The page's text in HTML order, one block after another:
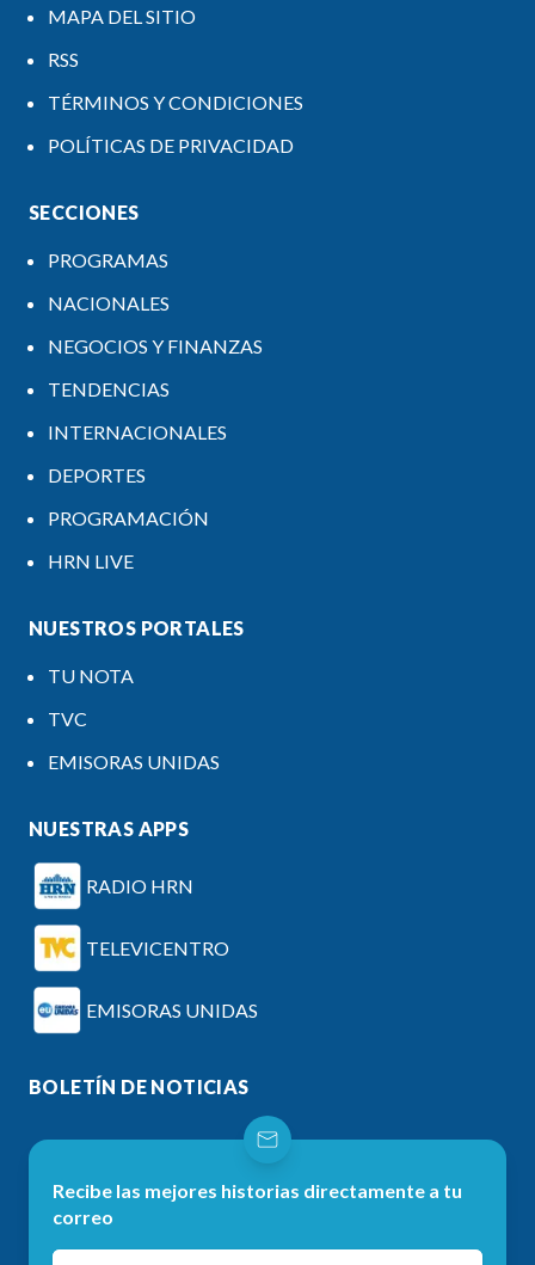
MAPA DEL SITIO
RSS
TÉRMINOS Y CONDICIONES
POLÍTICAS DE PRIVACIDAD
SECCIONES
PROGRAMAS
NACIONALES
NEGOCIOS Y FINANZAS
TENDENCIAS
INTERNACIONALES
DEPORTES
PROGRAMACIÓN
HRN LIVE
NUESTROS PORTALES
TU NOTA
TVC
EMISORAS UNIDAS
NUESTRAS APPS
RADIO HRN
TELEVICENTRO
EMISORAS UNIDAS
BOLETÍN DE NOTICIAS
Recibe las mejores historias directamente a tu
correo